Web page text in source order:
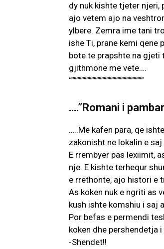
dy nuk kishte tjeter njeri,
ajo vetem ajo na
ylbere. Zemra ime tani
ishe Ti, prane kemi qene
bote te prapshte na gjeti
gjithmone me vete….
“”””””””””””””””””””””””””””””
….”Romani i
…..Me kafen para, qe
zakonisht ne lokalin e
E rrembyer pas lexiimit,
nje. E kishte terhequr
e rrethonte, ajo histori e
As koken nuk e ngriti as
kush ishte komshiu i saj
Por befas e permendi
koken dhe pershendetja
-Shendet!!